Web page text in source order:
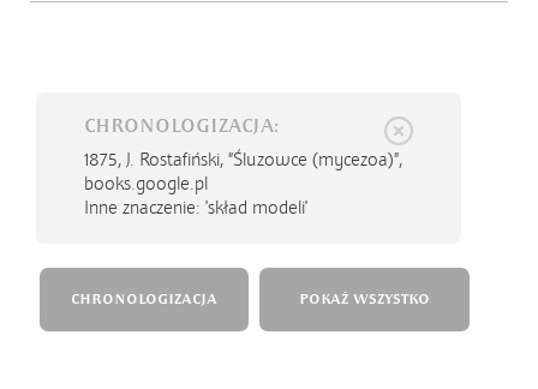
CHRONOLOGIZACJA:
1875, J. Rostafiński, "Śluzowce (mycezoa)",
books.google.pl
Inne znaczenie: 'skład modeli'
CHRONOLOGIZACJA POKAŻ WSZYSTKO